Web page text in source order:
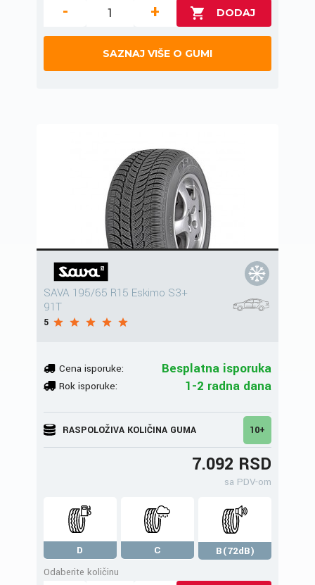
- +
SAZNAJ VIŠE O GUMI
SAVA 195/65 R15 Eskimo S3+
91T
5
Cena isporuke: Besplatna isporuka
Rok isporuke: 1-2 radna dana
RASPOLOŽIVA KOLIČINA GUMA 10+
7.092 RSD
sa PDV-om
D C
B(72dB)
Odaberite količinu